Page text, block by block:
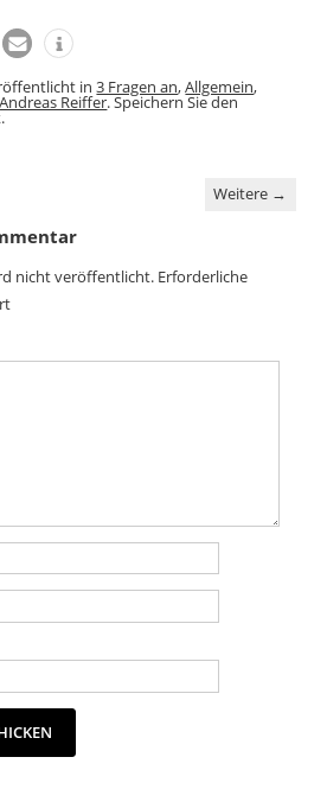
in3 Fragen an,Allgemein,
Andreas Reiffer. Speichern Sie den
Weitere →
nicht veröffentlicht. Erforderliche